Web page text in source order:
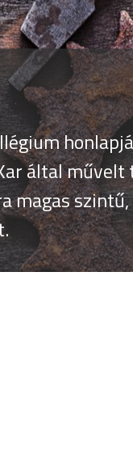
által
magas
által
magas